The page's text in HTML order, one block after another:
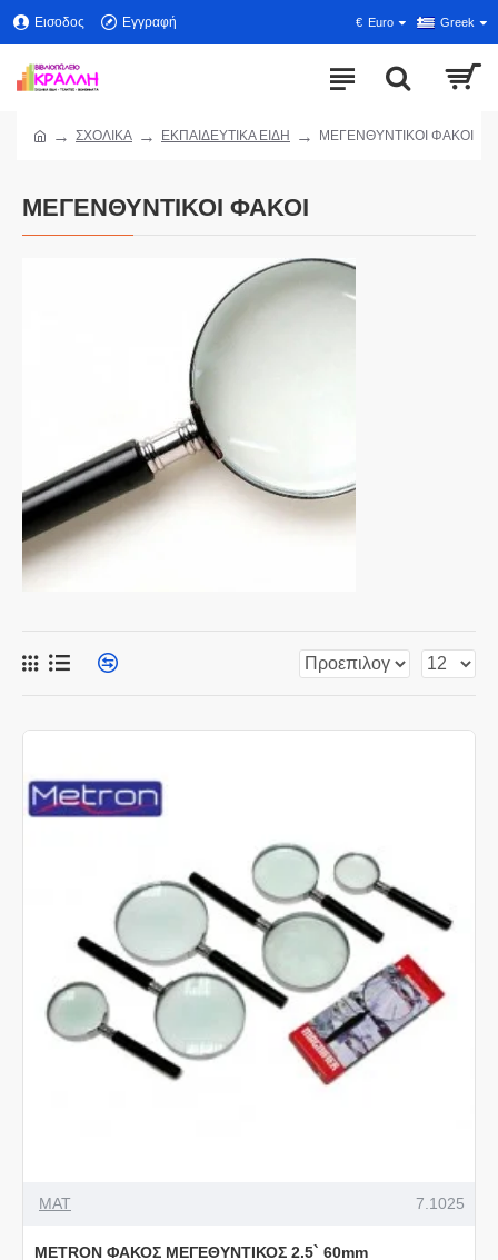
Εισοδος Εγγραφή € Euro Greek
ΣΧΟΛΙΚΑ ΕΚΠΑΙΔΕΥΤΙΚΑ ΕΙΔΗ ΜΕΓΕΝΘΥΝΤΙΚΟΙ ΦΑΚΟΙ
ΜΕΓΕΝΘΥΝΤΙΚΟΙ ΦΑΚΟΙ
MAT 7.1025
METRON ΦΑΚΟΣ ΜΕΓΕΘΥΝΤΙΚΟΣ 2.5` 60mm